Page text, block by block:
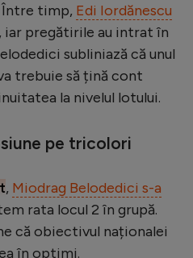
timp, Edi Iordănescu
, iar pregătirile au intrat în
subliniază că unul
trebuie să țină cont
la nivelul lotului.
pe tricolori
, Miodrag Belodedici s-a
rata locul 2 în grupă.
că obiectivul naționalei
în optimi.